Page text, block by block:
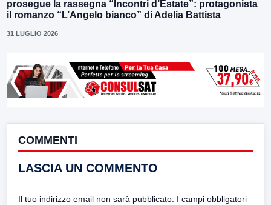
prosegue la rassegna “Incontri d’Estate”: protagonista
il romanzo “L’Angelo bianco” di Adelia Battista
31 LUGLIO 2026
COMMENTI
LASCIA UN COMMENTO
Il tuo indirizzo email non sarà pubblicato. I campi obbligatori